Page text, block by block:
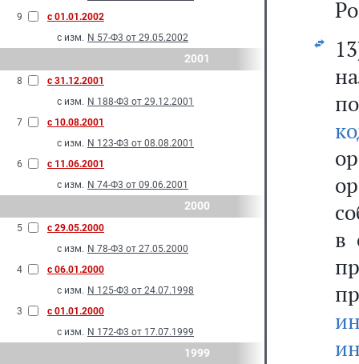
9
с 01.01.2002
с изм. N 57-Ф3 от 29.05.2002
2001
8
с 31.12.2001
с изм. N 188-Ф3 от 29.12.2001
7
с 10.08.2001
с изм. N 123-Ф3 от 08.08.2001
6
с 11.06.2001
с изм. N 74-Ф3 от 09.06.2001
2000
5
с 29.05.2000
с изм. N 78-Ф3 от 27.05.2000
4
с 06.01.2000
с изм. N 125-Ф3 от 24.07.1998
3
с 01.01.2000
с изм. N 172-Ф3 от 17.07.1999
1999
в